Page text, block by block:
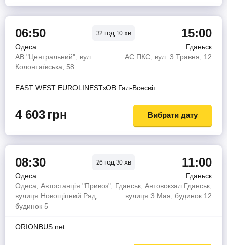
06:50 32 год 10 хв 15:00
Одеса
Гданьск
АВ "Центральний", вул.
Колонтаївська, 58
АС ПКС, вул. 3 Травня, 12
EAST WEST EUROLINESТзОВ Гал-Всесвiт
4 603грн Вибрати дату
08:30 26 год 30 хв 11:00
Одеса
Гданьск
Одеса, Автостанція "Привоз",
вулиця Новощіпний Ряд;
будинок 5
Гданськ, Автовокзал Гданськ,
вулиця 3 Мая; будинок 12
ORIONBUS.net